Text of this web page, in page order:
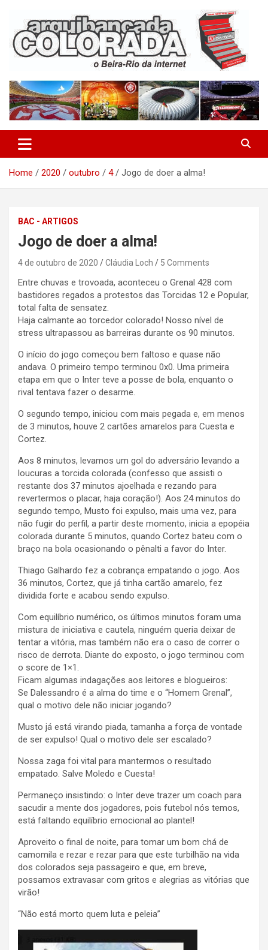
content
Arquibancada Colorada
Home 2020 outubro 4 Jogo de doer a alma!
BAC - ARTIGOS
Jogo de doer a alma!
4 de outubro de 2020 Cláudia Loch 5 Comments
Entre chuvas e trovoada, aconteceu o Grenal 428 com
bastidores regados a protestos das Torcidas 12 e Popular,
total falta de sensatez.
Haja calmante ao torcedor colorado! Nosso nível de
stress ultrapassou as barreiras durante os 90 minutos.
O início do jogo começou bem faltoso e quase não
andava. O primeiro tempo terminou 0x0. Uma primeira
etapa em que o Inter teve a posse de bola, enquanto o
rival tentava fazer o desarme.
O segundo tempo, iniciou com mais pegada e, em menos
de 3 minutos, houve 2 cartões amarelos para Cuesta e
Cortez.
Aos 8 minutos, levamos um gol do adversário levando a
loucuras a torcida colorada (confesso que assisti o
restante dos 37 minutos ajoelhada e rezando para
revertermos o placar, haja coração!). Aos 24 minutos do
segundo tempo, Musto foi expulso, mais uma vez, para
não fugir do perfil, a partir deste momento, inicia a epopéia
colorada durante 5 minutos, quando Cortez bateu com o
braço na bola ocasionando o pênalti a favor do Inter.
Thiago Galhardo fez a cobrança empatando o jogo. Aos
36 minutos, Cortez, que já tinha cartão amarelo, fez
dividida forte e acabou sendo expulso.
Com equilíbrio numérico, os últimos minutos foram uma
mistura de iniciativa e cautela, ninguém queria deixar de
tentar a vitória, mas também não era o caso de correr o
risco de derrota. Diante do exposto, o jogo terminou com
o score de 1×1.
Ficam algumas indagações aos leitores e blogueiros:
Se Dalessandro é a alma do time e o “Homem Grenal”,
qual o motivo dele não iniciar jogando?
Musto já está virando piada, tamanha a força de vontade
de ser expulso! Qual o motivo dele ser escalado?
Nossa zaga foi vital para mantermos o resultado
empatado. Salve Moledo e Cuesta!
Permaneço insistindo: o Inter deve trazer um coach para
sacudir a mente dos jogadores, pois futebol nós temos,
está faltando equilíbrio emocional ao plantel!
Aproveito o final de noite, para tomar um bom chá de
camomila e rezar e rezar para que este turbilhão na vida
dos colorados seja passageiro e que, em breve,
possamos extravasar com gritos e alegrias as vitórias que
virão!
“Não está morto quem luta e peleia”